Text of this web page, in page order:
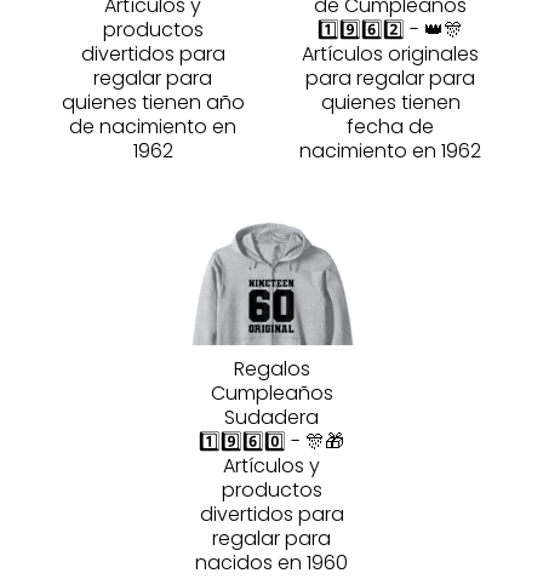
productos
divertidos para
regalar para
quienes tienen año
de nacimiento en
1962
1️⃣9️⃣6️⃣2️⃣ - 👑🎊
Artículos originales
para regalar para
quienes tienen
fecha de
nacimiento en 1962
Regalos
Cumpleaños
Sudadera
1️⃣9️⃣6️⃣0️⃣ - 🎊🎁
Artículos y
productos
divertidos para
regalar para
nacidos en 1960